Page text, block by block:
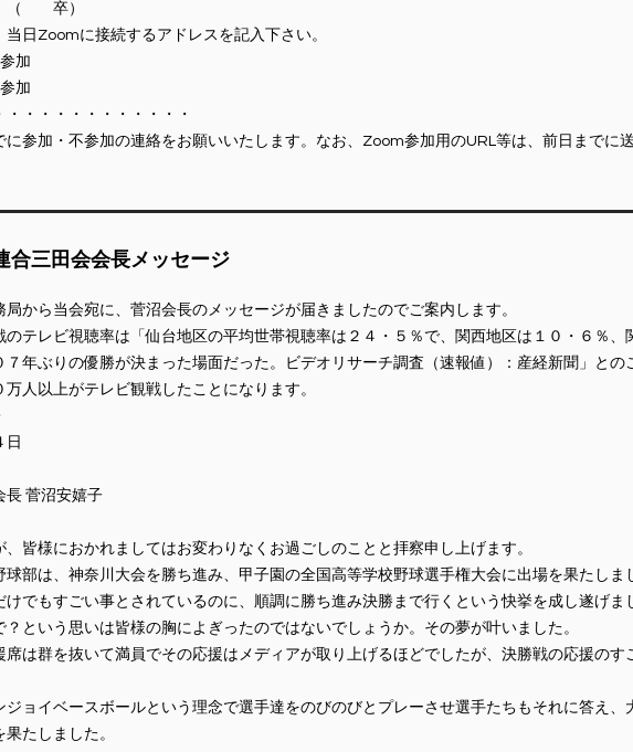
卒）
当日Zoomに接続するアドレスを記入下さい。
加
加
・・・・・・・・・・・・
に参加・不参加の連絡をお願いいたします。なお、Zoom参加用のURL等は、前日まで
三田会会長メッセージ
局から当会宛に、菅沼会長のメッセージが届きましたのでご案内します。
のテレビ視聴率は「仙台地区の平均世帯視聴率は２４・５％で、関西地区は１０・６％、
７年ぶりの優勝が決まった場面だった。ビデオリサーチ調査（速報値）：産経新聞」と
人以上がテレビ観戦したことになります。
⽇
菅沼安嬉⼦
皆様におかれましてはお変わりなくお過ごしのことと拝察申し上げます。
球部は、神奈川⼤会を勝ち進み、甲⼦園の全国⾼等学校野球選⼿権⼤会に出場を果たしま
けでもすごい事とされているのに、順調に勝ち進み決勝まで⾏くという快挙を成し遂げま
？という思いは皆様の胸によぎったのではないでしょうか。その夢が叶いました。
席は群を抜いて満員でその応援はメディアが取り上げるほどでしたが、決勝戦の応援のす
ジョイベースボールという理念で選⼿達をのびのびとプレーさせ選⼿たちもそれに答え、
たしました。